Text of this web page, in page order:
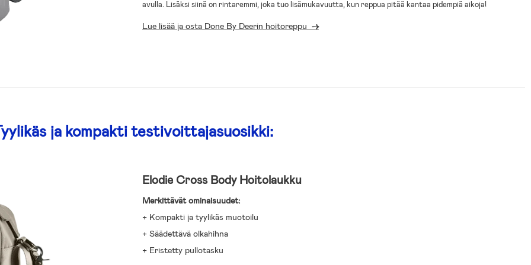
avulla. Lisäksi siinä on rintaremmi, joka tuo lisämukavuutta, kun reppua pitää kantaa pidempiä aikoja!
Lue lisää ja osta Done By Deerin hoitoreppu ->
ja kompakti testivoittajasuosikki:
Elodie Cross Body Hoitolaukku
Merkittävät ominaisuudet:
+ Kompakti ja tyylikäs muotoilu
+ Säädettävä olkahihna
+ Eristetty pullotasku